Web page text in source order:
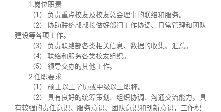
联系我们
1. 岗位职责
（1）
负责重点校友及校友总会理事的联络和服务。
（2）
协助联络部部长做好部门工作协调、日常管理和团队
建设等各项工作。
（3）
负责联络部各类相关信息、数据的收集、汇总。
（4）
联络和服务各类校友组织。
（5）
领导交办的其他工作。
2. 任职要求
（1）
硕士以上学历或中级以上职称。
（2）
具有良好的统筹策划、组织协调、沟通交流能力，具
有较强的责任意识、服务意识、团队意识和创新意识，工作积